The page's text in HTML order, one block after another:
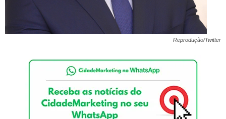
Reprodução/Twitter